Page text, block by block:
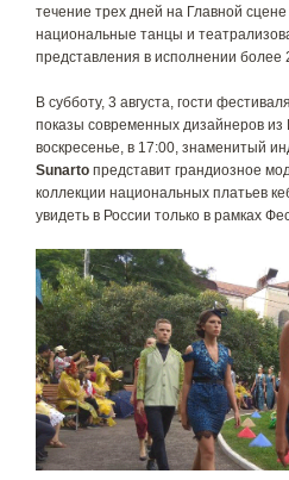
течение трех дней на Главной
национальные танцы и
представления в исполнении более
В субботу, 3 августа, гости
показы современных дизайнеров из
воскресенье, в 17:00, знаменитый
Sunarto представит грандиозное
коллекции национальных платьев
увидеть в России только в рамках